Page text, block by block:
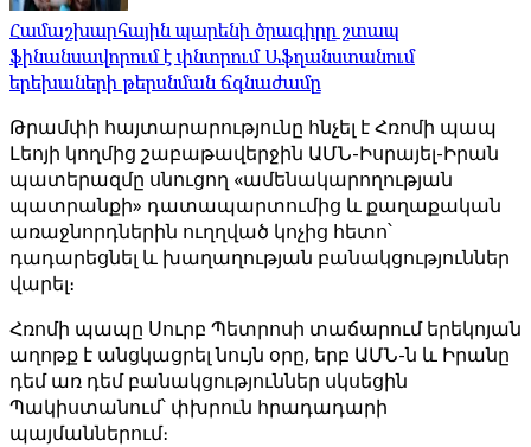
Համաշխարհային պարենի ծրագիրը շտապ
ֆինանսավորում է փնտրում Աֆղանստանում
երեխաների թերսնման ճգնաժամը
Թրամփի հայտարարությունը հնչել է Հռոմի պապ
Լեոյի կողմից շաբաթավերջին ԱՄՆ-Իսրայել-Իրան
պատերազմը սնուցող «ամենակարողության
պատրանքի» դատապարտումից և քաղաքական
առաջնորդներին ուղղված կոչից հետո՝
դադարեցնել և խաղաղության բանակցություններ
վարել։
Հռոմի պապը Սուրբ Պետրոսի տաճարում երեկոյան
աղոթք է անցկացրել նույն օրը, երբ ԱՄՆ-ն և Իրանը
դեմ առ դեմ բանակցություններ սկսեցին
Պակիստանում՝ փխրուն հրադադարի
պայմաններում։